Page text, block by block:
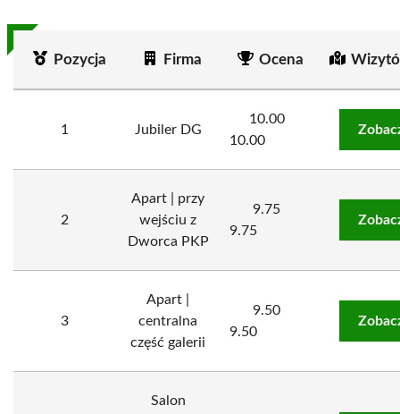
Pozycja Firma Ocena
1 Jubiler DG
10.00
10.00
2
Apart | przy
wejściu z
Dworca PKP
9.75
9.75
3
Apart |
centralna
część galerii
9.50
9.50
Salon